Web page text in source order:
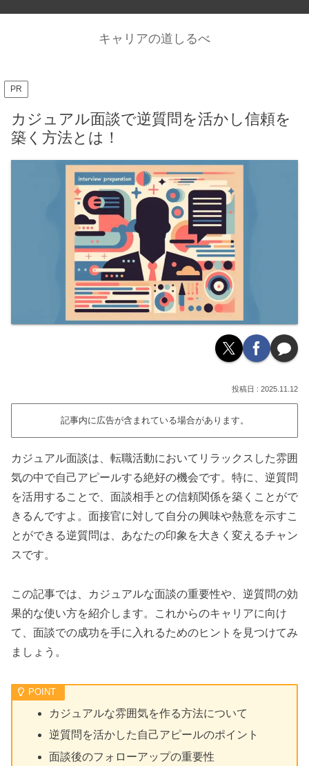
キャリアの道しるべ
PR
カジュアル面談で逆質問を活かし信頼を
築く方法とは！
2025.11.12
記事内に広告が含まれている場合があります。
カジュアル面談は、転職活動においてリラックスした雰囲
気の中で自己アピールする絶好の機会です。特に、逆質問
を活用することで、面談相手との信頼関係を築くことがで
きるんですよ。面接官に対して自分の興味や熱意を示すこ
とができる逆質問は、あなたの印象を大きく変えるチャン
スです。
この記事では、カジュアルな面談の重要性や、逆質問の効
果的な使い方を紹介します。これからのキャリアに向け
て、面談での成功を手に入れるためのヒントを見つけてみ
ましょう。
カジュアルな雰囲気を作る方法について
逆質問を活かした自己アピールのポイント
面談後のフォローアップの重要性